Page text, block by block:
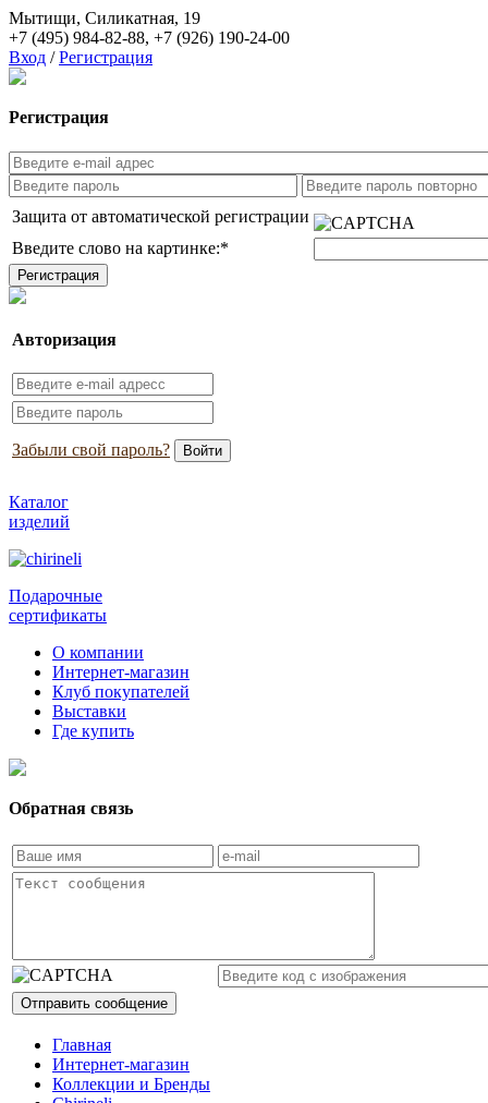
Мытищи, Силикатная, 19
+7 (495) 984-82-88, +7 (926) 190-24-00
Вход / Регистрация
Регистрация
Защита от автоматической регистрации
Введите слово на картинке:*
Авторизация
Забыли свой пароль?
Каталог
изделий
Подарочные
сертификаты
О компании
Интернет-магазин
Клуб покупателей
Выставки
Где купить
Обратная связь
Главная
Интернет-магазин
Коллекции и Бренды